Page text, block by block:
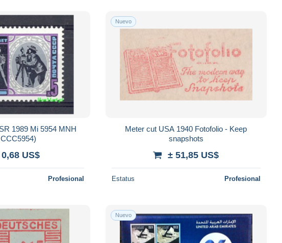
1989 Mi 5954 MNH
US$
Profesional
Nuevo
Meter cut USA 1940 Fotofolio - Keep
snapshots
± 51,85 US$
Estatus Profesional
Nuevo